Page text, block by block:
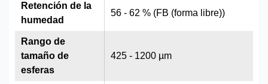
56 - 62 % (FB (forma libre))
425 - 1200 µm
Retención de la
humedad
Rango de
tamaño de
esferas